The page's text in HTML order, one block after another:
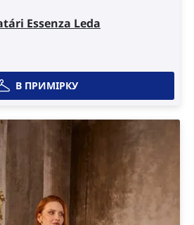
Essenza Leda
В ПРИМІРКУ